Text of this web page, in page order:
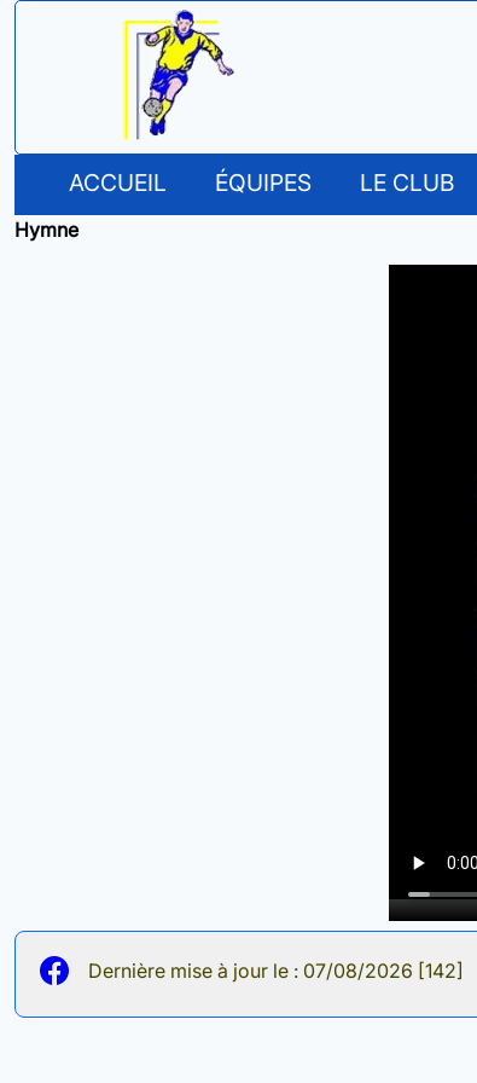
ACCUEIL ÉQUIPES LE CLUB
Hymne
Dernière mise à jour le : 07/08/2026 [142]